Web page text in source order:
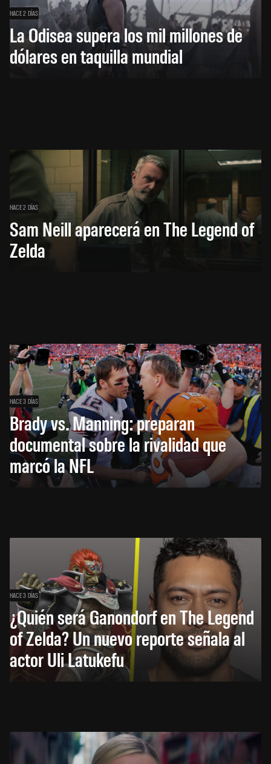
HACE 2 DÍAS
La Odisea supera los mil millones de
dólares en taquilla mundial
HACE 2 DÍAS
Sam Neill aparecerá en The Legend of
Zelda
HACE 3 DÍAS
Brady vs. Manning: preparan
documental sobre la rivalidad que
marcó la NFL
HACE 3 DÍAS
¿Quién será Ganondorf en The Legend
of Zelda? Un nuevo reporte señala al
actor Uli Latukefu